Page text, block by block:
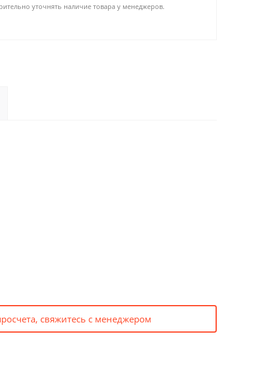
уточнять наличие товара у менеджеров.
свяжитесь с менеджером